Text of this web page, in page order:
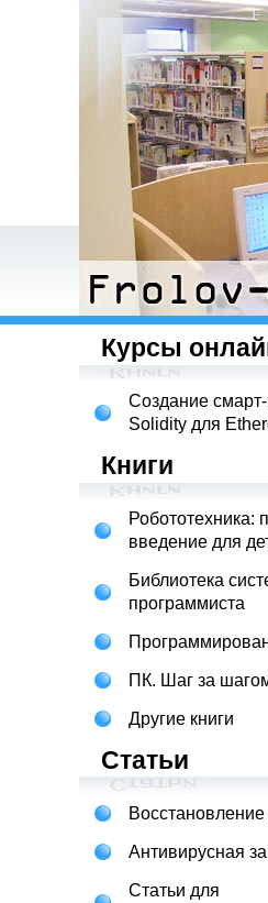
Курсы
Создание смарт-
Solidity для
Книги
Робототехника:
введение для
Библиотека
программиста
ПК. Шаг за
Другие книги
Статьи
Антивирусная
Статьи для